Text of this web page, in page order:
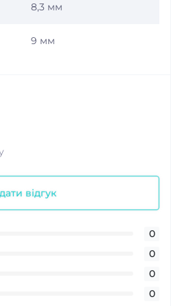
8,3 мм
9 мм
відгук
0
0
0
0